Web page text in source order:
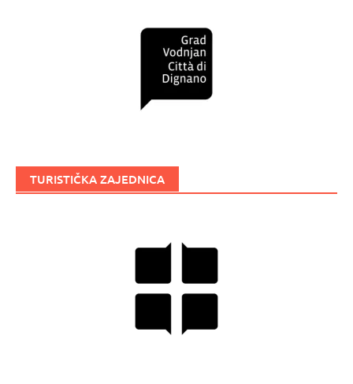
TURISTIČKA ZAJEDNICA